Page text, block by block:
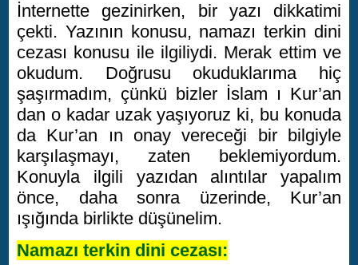
İnternette gezinirken, bir yazı dikkatimi
çekti. Yazının konusu, namazı terkin dini
cezası konusu ile ilgiliydi. Merak ettim ve
okudum. Doğrusu okuduklarıma hiç
şaşırmadım, çünkü bizler İslam ı Kur’an
dan o kadar uzak yaşıyoruz ki, bu konuda
da Kur’an ın onay vereceği bir bilgiyle
karşılaşmayı, zaten beklemiyordum.
Konuyla ilgili yazıdan alıntılar yapalım
önce, daha sonra üzerinde, Kur’an
ışığında birlikte düşünelim.
Namazı terkin dini cezası: